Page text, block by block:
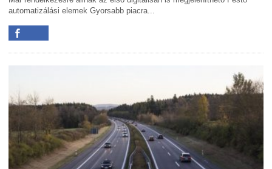
automatizálási elemek Gyorsabb piacra...